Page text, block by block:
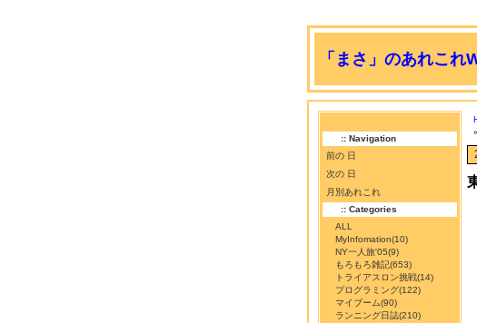
「まさ」のあれこれ
:: Navigation
前の 日
次の 日
月別あれこれ
:: Categories
ALL
MyInfomation(10)
NY一人旅'05(9)
もろもろ雑記(653)
トライアスロン挑戦(14)
プログラミング(122)
マイブーム(90)
ランニング日誌(210)
«